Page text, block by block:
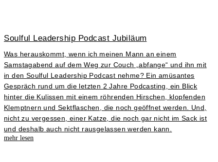
Soulful Leadership Podcast Jubiläum
Was herauskommt, wenn ich meinen Mann an einem
Samstagabend auf dem Weg zur Couch „abfange“ und ihn mit
in den Soulful Leadership Podcast nehme? Ein amüsantes
Gespräch rund um die letzten 2 Jahre Podcasting, ein Blick
hinter die Kulissen mit einem röhrenden Hirschen, klopfenden
Klemptnern und Sektflaschen, die noch geöffnet werden. Und,
nicht zu vergessen, einer Katze, die noch gar nicht im Sack ist
und deshalb auch nicht rausgelassen werden kann.
mehr lesen